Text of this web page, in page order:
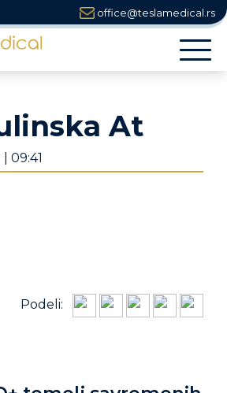
office@teslamedical.rs
At
09:41
Podeli: